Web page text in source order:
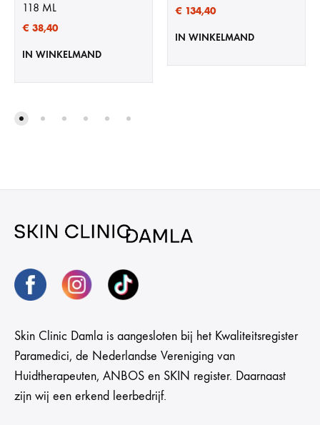
118 ML
€ 38,40
IN WINKELMAND
€ 134,40
IN WINKELMAND
Skin Clinic Damla is aangesloten bij het Kwaliteitsregister
Paramedici, de Nederlandse Vereniging van
Huidtherapeuten, ANBOS en SKIN register. Daarnaast
zijn wij een erkend leerbedrijf.